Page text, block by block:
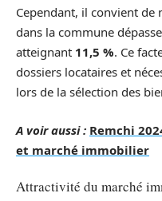
Cependant, il convient de
dans la commune
atteignant 11,5 %. Ce
dossiers locataires et
lors de la sélection des
A voir aussi : Remchi
et marché immobilier
Attractivité du marché